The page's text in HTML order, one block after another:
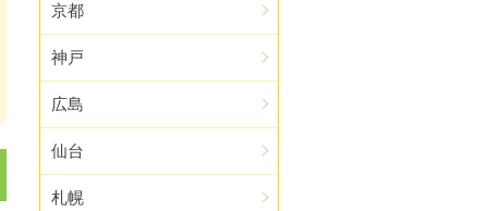
京都
神戸
広島
仙台
札幌